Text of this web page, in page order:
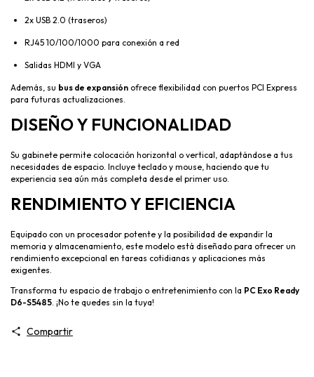
2x USB 2.0 (traseros)
RJ45 10/100/1000 para conexión a red
Salidas HDMI y VGA
Además, su bus de expansión ofrece flexibilidad con puertos PCI Express
para futuras actualizaciones.
DISEÑO Y FUNCIONALIDAD
Su gabinete permite colocación horizontal o vertical, adaptándose a tus
necesidades de espacio. Incluye teclado y mouse, haciendo que tu
experiencia sea aún más completa desde el primer uso.
RENDIMIENTO Y EFICIENCIA
Equipado con un procesador potente y la posibilidad de expandir la
memoria y almacenamiento, este modelo está diseñado para ofrecer un
rendimiento excepcional en tareas cotidianas y aplicaciones más
exigentes.
Transforma tu espacio de trabajo o entretenimiento con la PC Exo Ready
D6-S5485 . ¡No te quedes sin la tuya!
Compartir